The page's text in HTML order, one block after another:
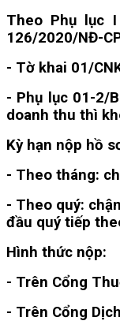
Theo Phụ lục
126/2020/NĐ-
- Tờ khai 01/
- Phụ lục 01-2/
doanh thu thì
Kỳ hạn nộp hồ
- Theo tháng:
- Theo quý:
đầu quý tiếp
Hình thức nộp:
- Trên Cổng
- Trên Cổng